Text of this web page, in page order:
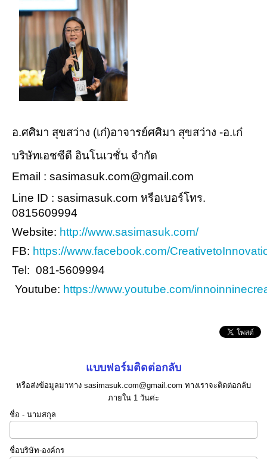
อ.ศศิมา สุขสว่าง (เก๋)อาจารย์ศศิมา สุขสว่าง -อ.เก๋
บริษัทเอชซีดี อินโนเวชั่น จำกัด
Email : sasimasuk.com@gmail.com
Line ID : sasimasuk.com หรือเบอร์โทร.
0815609994
Website: http://www.sasimasuk.com/
FB: https://www.facebook.com/
Tel: 081-5609994
Youtube: https://www.youtube.com/
แบบฟอร์มติดต่อกลับ
หรือส่งข้อมูลมาทาง sasimasuk.com@gmail.com ทางเราจะติดต่อกลับ
ภายใน 1 วันค่ะ
ชื่อ - นามสกุล
ชื่อบริษัท-องค์กร